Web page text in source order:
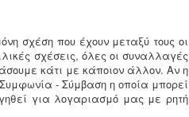
σχέση που έχουν μεταξύ τους οι
σχέσεις, όλες οι συναλλαγές
κάτι με κάποιον άλλον. Αν η
- Σύμβαση η οποία μπορεί
για λογαριασμό μας με ρητή